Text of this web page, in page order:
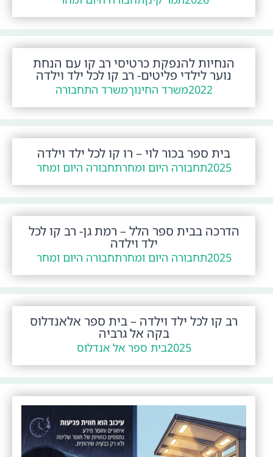
הנחיות להנפקת כרטיסי רב קו עם הנחת
נוער לילדי פליטים- רב קו לכל ילד וילדה
2022משרד החינוךמשרד התחבורה
בית ספר בכור לוי – רו קו לכל ילד וילדה
2025תחבורה היום ומחרתחבורה היום ומחר
הדרכה בבית ספר הלל – רמת גן- רב קו לכל
ילד וילדה
2025תחבורה היום ומחרתחבורה היום ומחר
רב קו לכל ילד וילדה – בית ספר אלאנדלוס
בקה אל גרביה
2025בית ספר אל אנדלוס